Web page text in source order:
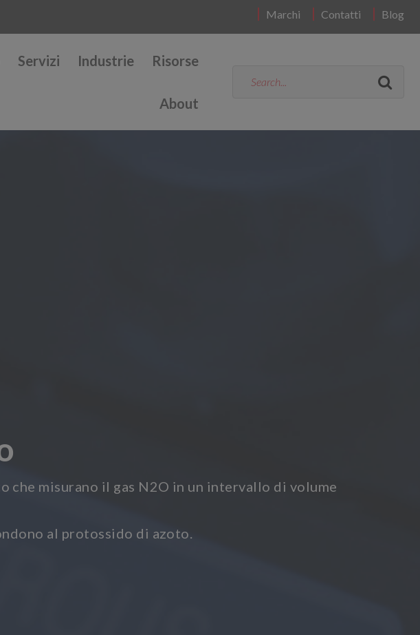
Marchi Contatti Blog
Servizi Industrie Risorse
About
che misurano il gas N2O in un intervallo di volume
al protossido di azoto.